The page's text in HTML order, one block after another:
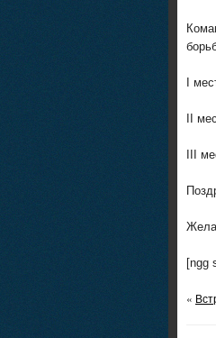
I
II
III
[ngg
«